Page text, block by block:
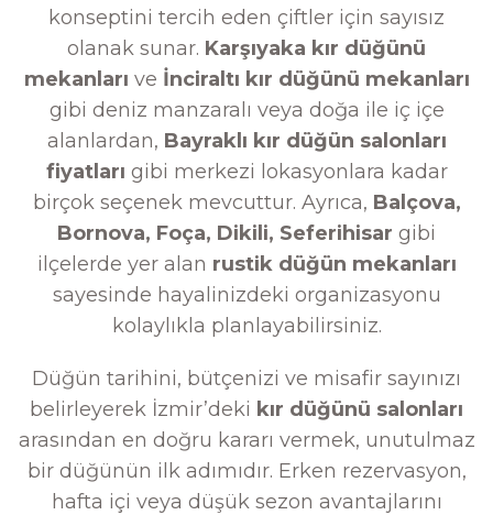
konseptini tercih eden çiftler için sayısız
olanak sunar. Karşıyaka kır düğünü
mekanları ve İnciraltı kır düğünü mekanları
gibi deniz manzaralı veya doğa ile iç içe
alanlardan, Bayraklı kır düğün salonları
fiyatları gibi merkezi lokasyonlara kadar
birçok seçenek mevcuttur. Ayrıca, Balçova,
Bornova, Foça, Dikili, Seferihisar gibi
ilçelerde yer alan rustik düğün mekanları
sayesinde hayalinizdeki organizasyonu
kolaylıkla planlayabilirsiniz.
Düğün tarihini, bütçenizi ve misafir sayınızı
belirleyerek İzmir’deki kır düğünü salonları
arasından en doğru kararı vermek, unutulmaz
bir düğünün ilk adımıdır. Erken rezervasyon,
hafta içi veya düşük sezon avantajlarını